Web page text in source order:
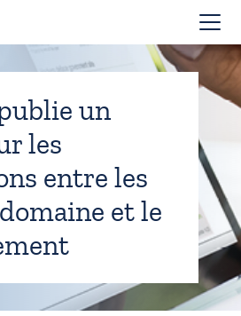
un
les
entre les
et le